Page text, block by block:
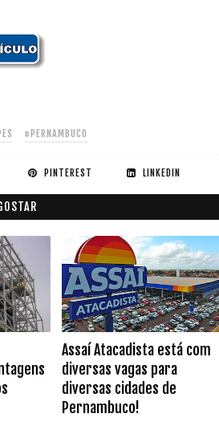
#PERNAMBUCO
PINTEREST LINKEDIN
Assaí Atacadista está com
diversas vagas para
diversas cidades de
Pernambuco!